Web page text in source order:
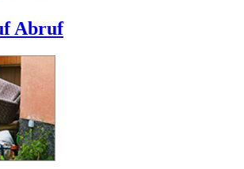
Abruf